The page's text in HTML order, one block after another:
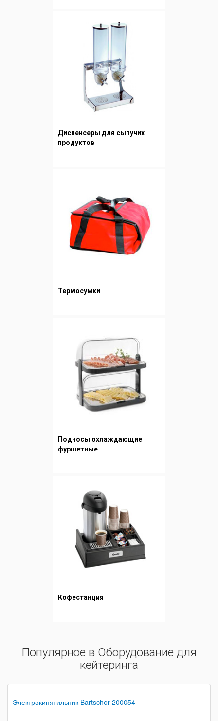
Диспенсеры для сыпучих
продуктов
Термосумки
Подносы охлаждающие
фуршетные
Кофестанция
Популярное в Оборудование для
кейтеринга
Электрокипятильник Bartscher 200054